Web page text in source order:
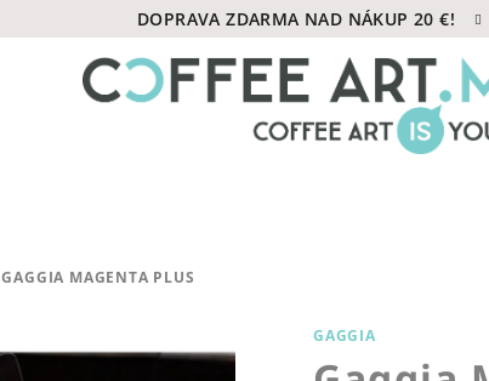
DOPRAVA ZDARMA NAD NÁKUP 20 €!
GAGGIA MAGENTA PLUS
GAGGIA